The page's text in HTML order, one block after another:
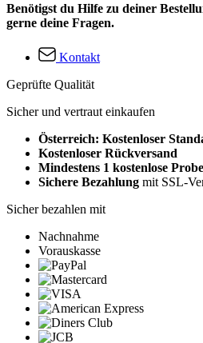
Benötigst du Hilfe zu deiner
gerne deine Fragen.
Kontakt
Geprüfte Qualität
Sicher und vertraut einkaufen
Österreich: Kostenloser
Kostenloser Rückversand
Mindestens 1 kostenlose Probe
Sichere Bezahlung mit SSL-
Sicher bezahlen mit
Nachnahme
Vorauskasse